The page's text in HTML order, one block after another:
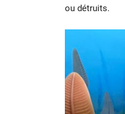
ou détruits.